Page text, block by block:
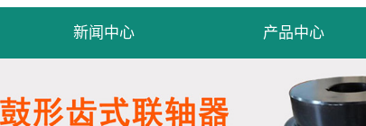
新闻中心 产品中心